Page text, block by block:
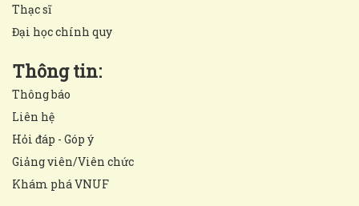
Thạc sĩ
Đại học chính quy
Thông tin:
Thông báo
Liên hệ
Hỏi đáp - Góp ý
Giảng viên/Viên chức
Khám phá VNUF